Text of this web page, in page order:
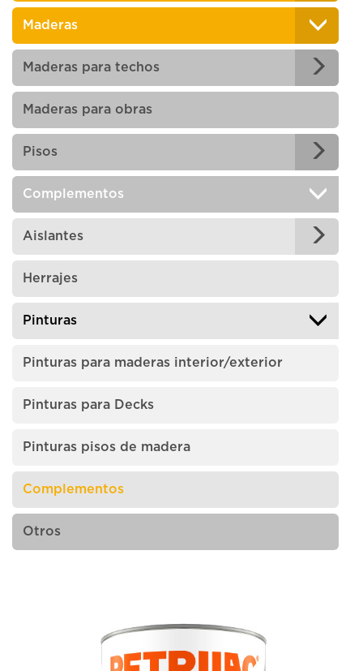
Maderas
Maderas para techos
Maderas para obras
Pisos
Complementos
Aislantes
Herrajes
Pinturas
Pinturas para maderas interior/exterior
Pinturas para Decks
Pinturas pisos de madera
Complementos
Otros